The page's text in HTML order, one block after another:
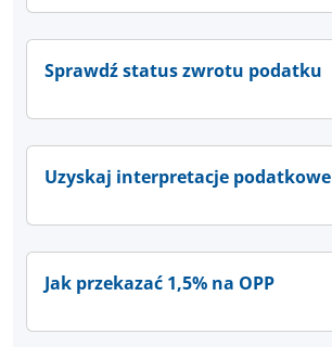
Sprawdź status zwrotu podatku
Uzyskaj interpretacje podatkowe
Jak przekazać 1,5% na OPP